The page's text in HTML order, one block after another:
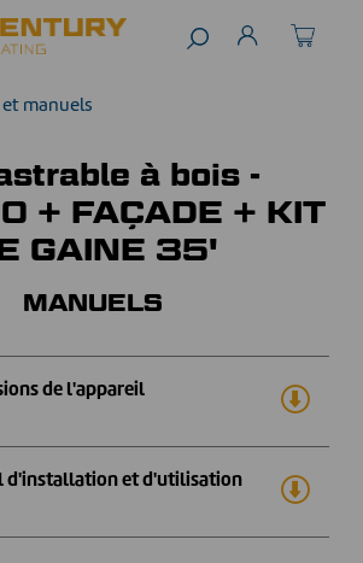
manuels
à bois -
+ FAÇADE + KIT
GAINE 35'
MANUELS
de l'appareil
d'installation et d'utilisation